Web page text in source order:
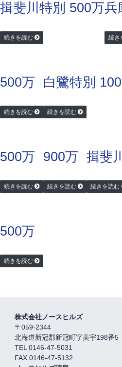
揖斐川特別 500万
続きを読む
兵
続き
500万
続きを読む
白鷺特別
続きを読む
500万
続きを読む
900万
続きを読む
揖斐
続きを読む
500万
続きを読む
株式会社ノースヒルズ
〒059-2344
北海道新冠郡新冠町字美宇198番5
TEL 0146-47-5031
FAX 0146-47-5132